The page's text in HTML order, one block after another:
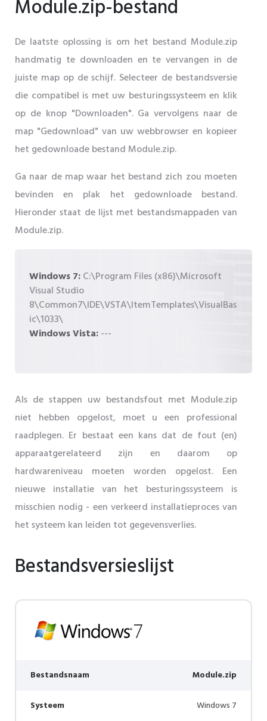
Module.zip-bestand
De laatste oplossing is om het bestand Module.zip
handmatig te downloaden en te vervangen in de
juiste map op de schijf. Selecteer de bestandsversie
die compatibel is met uw besturingssysteem en klik
op de knop "Downloaden". Ga vervolgens naar de
map "Gedownload" van uw webbrowser en kopieer
het gedownloade bestand Module.zip.
Ga naar de map waar het bestand zich zou moeten
bevinden en plak het gedownloade bestand.
Hieronder staat de lijst met bestandsmappaden van
Module.zip.
Windows 7:C:\Program Files (x86)\Microsoft
Visual Studio
8\Common7\IDE\VSTA\ItemTemplates\VisualBas
ic\1033\
Windows Vista:---
Als de stappen uw bestandsfout met Module.zip
niet hebben opgelost, moet u een professional
raadplegen. Er bestaat een kans dat de fout (en)
apparaatgerelateerd zijn en daarom op
hardwareniveau moeten worden opgelost. Een
nieuwe installatie van het besturingssysteem is
misschien nodig - een verkeerd installatieproces van
het systeem kan leiden tot gegevensverlies.
Bestandsversieslijst
Bestandsnaam Module.zip
Systeem Windows 7